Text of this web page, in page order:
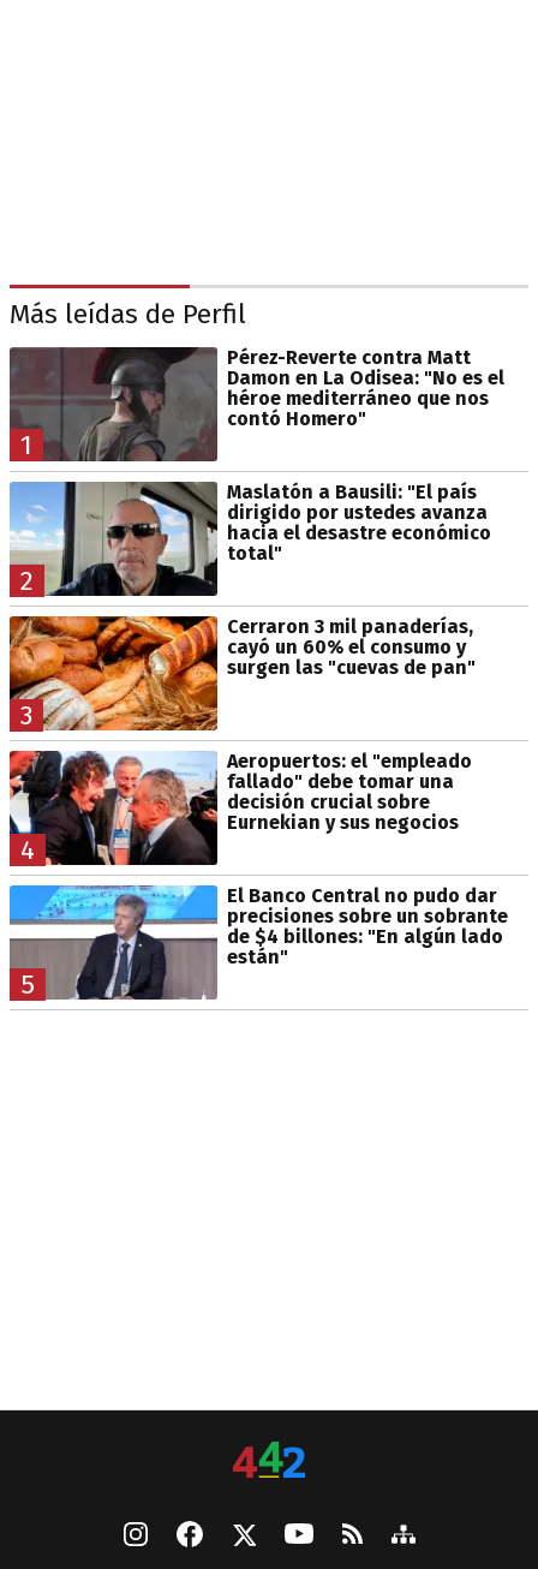
Más leídas de Perfil
1
Pérez-Reverte contra Matt
Damon en La Odisea: "No es el
héroe mediterráneo que nos
contó Homero"
2
Maslatón a Bausili: "El país
dirigido por ustedes avanza
hacia el desastre económico
total"
3
Cerraron 3 mil panaderías,
cayó un 60% el consumo y
surgen las "cuevas de pan"
4
Aeropuertos: el "empleado
fallado" debe tomar una
decisión crucial sobre
Eurnekian y sus negocios
5
El Banco Central no pudo dar
precisiones sobre un sobrante
de $4 billones: "En algún lado
están"